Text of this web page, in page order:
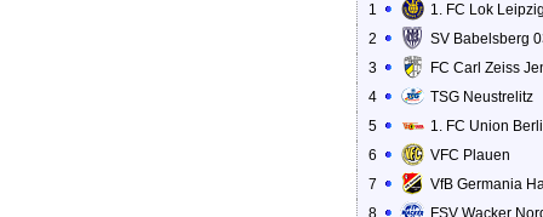
1
1. FC Lok
2
SV Babelsberg
3
FC Carl Zeiss
4
TSG Neustrelitz
5
1. FC Union
6
VFC Plauen
7
VfB Germania
8
FSV Wacker